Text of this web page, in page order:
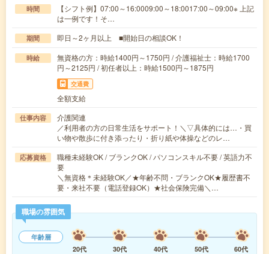
時間
【シフト例】07:00～16:0009:00～18:0017:00～09:00※ 上記
は一例です！そ…
期間 即日～2ヶ月以上 ■開始日の相談OK！
時給
無資格の方：時給1400円～1750円 / 介護福祉士：時給1700
円～2125円 / 初任者以上：時給1500円～1875円
交通費
全額支給
仕事内容
介護関連
／利用者の方の日常生活をサポート！＼▽具体的には…・買
い物や散歩に付き添ったり・折り紙や体操などのレ…
応募資格
職種未経験OK / ブランクOK / パソコンスキル不要 / 英語力不
要
＼無資格＊未経験OK／★年齢不問・ブランクOK★履歴書不
要・来社不要（電話登録OK）★社会保険完備＼…
職場の雰囲気
年齢層
20代
30代 40代 50代
60代